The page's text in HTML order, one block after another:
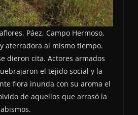
Páez, Campo Hermoso,
aterradora al mismo tiempo.
dieron cita. Actores armados
el tejido social y la
flora inunda con su aroma el
de aquellos que arrasó la